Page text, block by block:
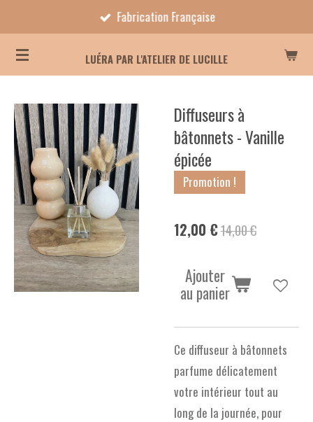
au
contenu
principal
LUÉRA PAR L'ATELIER DE LUCILLE
Fabrication Française
Diffuseurs à
bâtonnets - Vanille
épicée
Promotion !
12,00 €14,00 €
Ajouter
au panier
Ce diffuseur à bâtonnets
parfume délicatement
votre intérieur tout au
long de la journée, pour